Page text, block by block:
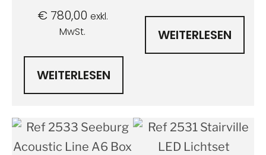
€780,00 exkl.
MwSt.
WEITERLESEN
WEITERLESEN